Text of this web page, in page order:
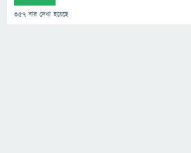
357 বার দেখা হয়েছে